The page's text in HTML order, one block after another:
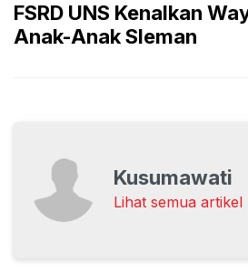
FSRD UNS Kenalkan
Anak-Anak Sleman
Kusumawati
Lihat semua artikel